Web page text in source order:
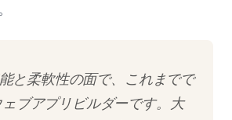
と柔軟性の面で、これまでで
ブアプリビルダーです。大